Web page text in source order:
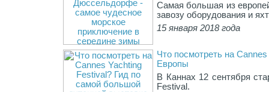
Самая большая из
завозу оборудования и
15 января 2018 года
Что посмотреть на
Европы
В Каннах 12 сентября
Festival.